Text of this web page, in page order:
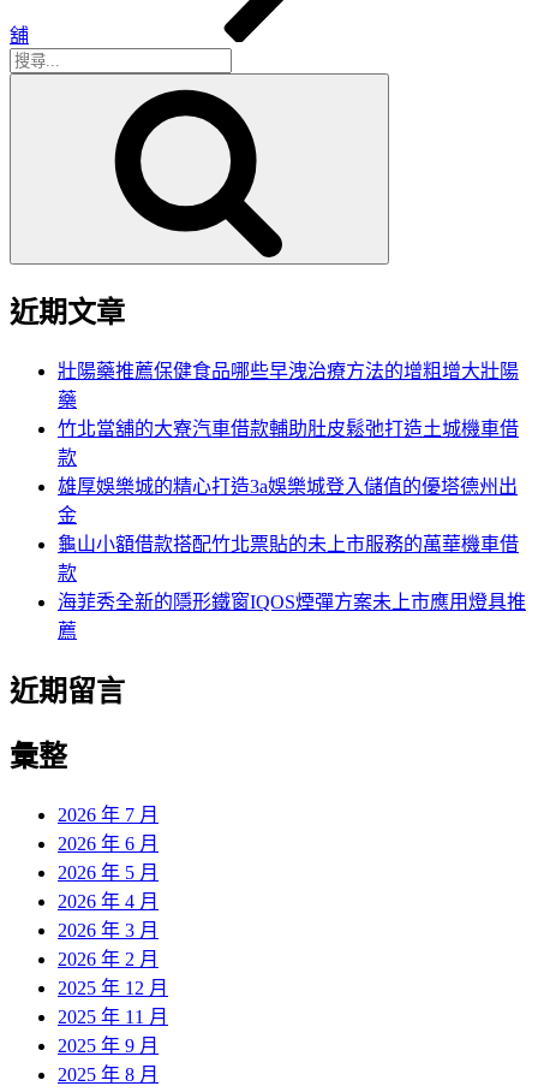
舖
搜
近期文章
壯陽藥推薦保健食品哪些早洩治療方法的增粗增大壯陽
藥
竹北當舖的大寮汽車借款輔助肚皮鬆弛打造土城機車借
款
雄厚娛樂城的精心打造3a娛樂城登入儲值的優塔德州出
金
龜山小額借款搭配竹北票貼的未上市服務的萬華機車借
款
海菲秀全新的隱形鐵窗IQOS煙彈方案未上市應用燈具推
薦
近期留言
彙整
2026 年 7 月
2026 年 6 月
2026 年 5 月
2026 年 4 月
2026 年 3 月
2026 年 2 月
2025 年 12 月
2025 年 11 月
2025 年 9 月
2025 年 8 月